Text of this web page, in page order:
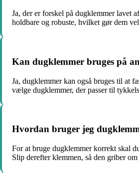
Ja, der er forskel på dugklemmer lavet
holdbare og robuste, hvilket gør dem
Kan dugklemmer bruges på
Ja, dugklemmer kan også bruges til at
vælge dugklemmer, der passer til
Hvordan bruger jeg
For at bruge dugklemmer korrekt skal
Slip derefter klemmen, så den griber